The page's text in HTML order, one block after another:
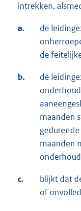
intrekken,
a.
de
de
b.
de
maanden
maanden
c.
blijkt dat
of